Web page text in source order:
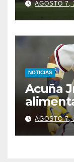
AGOSTO
NOTICIAS
Acuña
AGOSTO